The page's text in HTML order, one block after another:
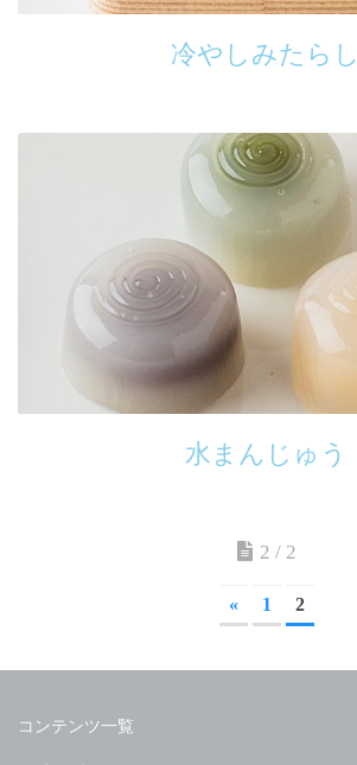
冷やしみたらし
水まんじゅう
2 / 2
« 1 2
コンテンツ一覧